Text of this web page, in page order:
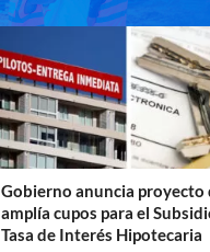
Gobierno anuncia proyecto
amplía cupos para el
Tasa de Interés Hipotecaria